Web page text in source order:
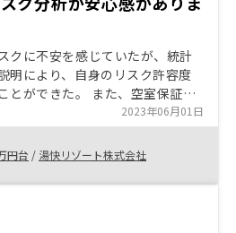
クに不安を感じていたが、統計
明により、自身のリスク許容度
とができた。 また、空室保証な
システムの充実度合いも良かっ
2023年06月01日
円台 / 湯快リゾート株式会社